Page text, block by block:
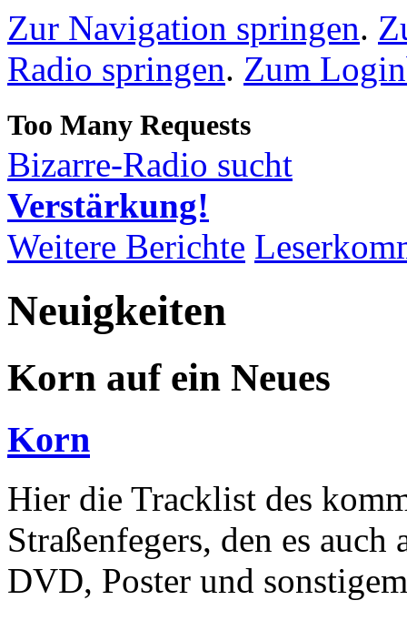
Zur Navigation springen.
Radio springen. Zum
Bizarre-Radio sucht
Verstärkung!
Weitere Berichte
Neuigkeiten
Korn auf ein Neues
Korn
Hier die Tracklist des
Straßenfegers, den es
DVD, Poster und